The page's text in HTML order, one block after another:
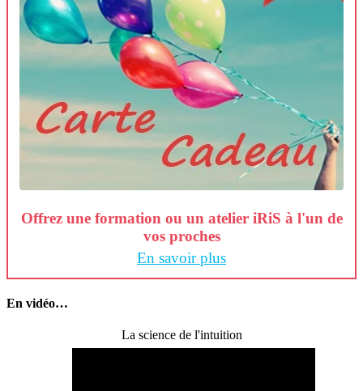
Offrez une formation ou un atelier iRiS à l'un de
vos proches
En savoir plus
En vidéo…
La science de l'intuition